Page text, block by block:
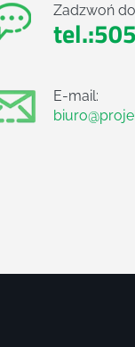
Zadzwoń
E-mail: